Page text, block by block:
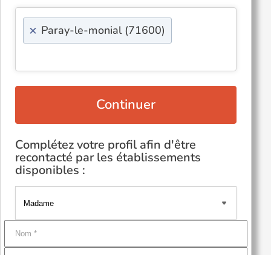
× Paray-le-monial (71600)
Continuer
Complétez votre profil afin d'être
recontacté par les établissements
disponibles :